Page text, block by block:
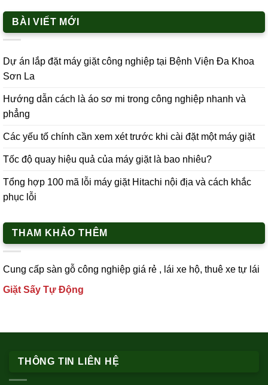
BÀI VIẾT MỚI
Dự án lắp đặt máy giặt công nghiệp tại Bệnh Viện Đa Khoa
Sơn La
Hướng dẫn cách là áo sơ mi trong công nghiệp nhanh và
phẳng
Các yếu tố chính cần xem xét trước khi cài đặt một máy giặt
Tốc độ quay hiệu quả của máy giặt là bao nhiêu?
Tổng hợp 100 mã lỗi máy giặt Hitachi nội địa và cách khắc
phục lỗi
THAM KHẢO THÊM
Cung cấp sàn gỗ công nghiệp giá rẻ , lái xe hộ, thuê xe tự lái
Giặt Sấy Tự Động
THÔNG TIN LIÊN HỆ